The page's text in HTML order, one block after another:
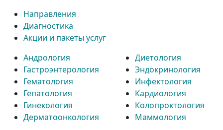
Направления
Диагностика
Акции и пакеты услуг
Андрология
Гастроэнтерология
Гематология
Гепатология
Гинекология
Дерматоонкология
Диетология
Эндокринология
Инфектология
Кардиология
Колопроктология
Маммология